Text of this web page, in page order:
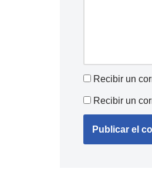
Recibir un
Recibir un